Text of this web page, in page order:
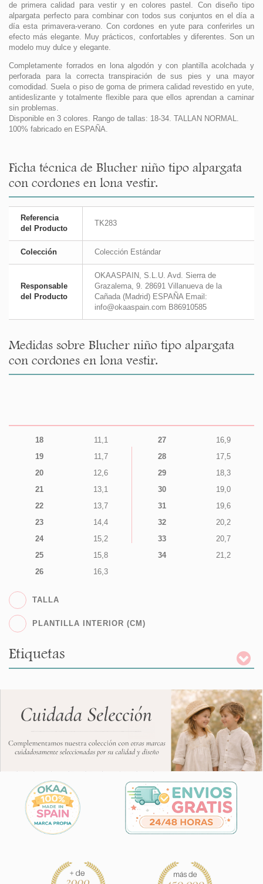
de primera calidad para vestir y en colores pastel. Con diseño tipo
alpargata perfecto para combinar con todos sus conjuntos en el día a
día esta primavera-verano. Con cordones en yute para conferirles un
efecto más elegante. Muy prácticos, confortables y diferentes. Son un
modelo muy dulce y elegante.
Completamente forrados en lona algodón y con plantilla acolchada y
perforada para la correcta transpiración de sus pies y una mayor
comodidad. Suela o piso de goma de primera calidad revestido en yute,
antideslizante y totalmente flexible para que ellos aprendan a caminar
sin problemas.
Disponible en 3 colores. Rango de tallas: 18-34. TALLAN NORMAL.
100% fabricado en ESPAÑA.
Ficha técnica de Blucher niño tipo alpargata
con cordones en lona vestir.
Referencia
del Producto
TK283
Colección Colección Estándar
Responsable
del Producto
OKAASPAIN, S.L.U. Avd. Sierra de
Grazalema, 9. 28691 Villanueva de la
Cañada (Madrid) ESPAÑA Email:
info@okaaspain.com B86910585
Medidas sobre Blucher niño tipo alpargata
con cordones en lona vestir.
18
11,1
19
11,7
20
12,6
21
13,1
22
13,7
23
14,4
24
15,2
25
15,8
26
16,3
27
16,9
28
17,5
29
18,3
30
19,0
31
19,6
32
20,2
33
20,7
34
21,2
TALLA
PLANTILLA INTERIOR (CM)
Etiquetas